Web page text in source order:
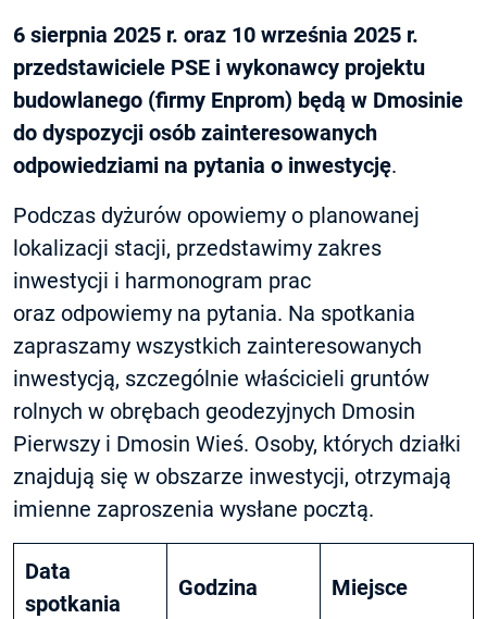
6 sierpnia 2025 r. oraz 10 września 2025 r.
przedstawiciele PSE i wykonawcy projektu
budowlanego (firmy Enprom) będą w Dmosinie
do dyspozycji osób zainteresowanych
odpowiedziami na pytania o inwestycję.
Podczas dyżurów opowiemy o planowanej
lokalizacji stacji, przedstawimy zakres
inwestycji i harmonogram prac
oraz odpowiemy na pytania. Na spotkania
zapraszamy wszystkich zainteresowanych
inwestycją, szczególnie właścicieli gruntów
rolnych w obrębach geodezyjnych Dmosin
Pierwszy i Dmosin Wieś. Osoby, których działki
znajdują się w obszarze inwestycji, otrzymają
imienne zaproszenia wysłane pocztą.
Data
spotkania
Godzina Miejsce